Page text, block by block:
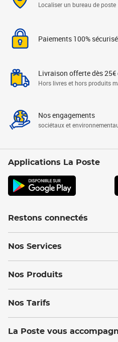
Localiser un bureau de poste
Paiements 100%
Livraison offerte dès
Hors livres et hors produits
Nos engagements
sociétaux et
Applications La Poste
Restons connectés
Nos Services
Nos Produits
Nos Tarifs
La Poste vous